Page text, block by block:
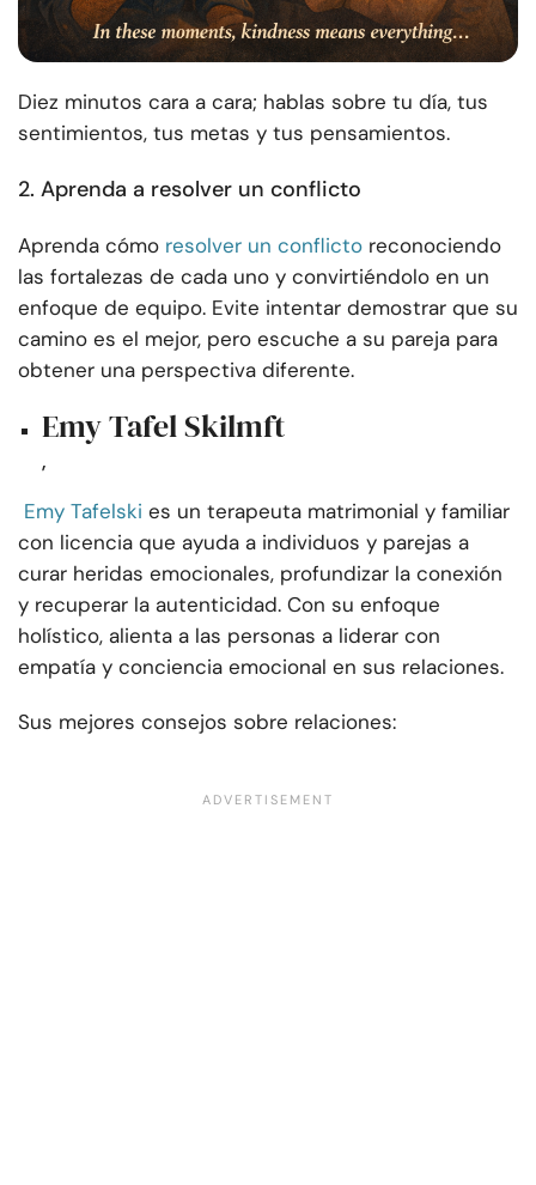
Diez minutos cara a cara; hablas sobre tu día, tus
sentimientos, tus metas y tus pensamientos.
2. Aprenda a resolver un conflicto
Aprenda cómo resolver un conflicto reconociendo
las fortalezas de cada uno y convirtiéndolo en un
enfoque de equipo. Evite intentar demostrar que su
camino es el mejor, pero escuche a su pareja para
obtener una perspectiva diferente.
Emy Tafel Skilmft
,
Emy Tafelski es un terapeuta matrimonial y familiar
con licencia que ayuda a individuos y parejas a
curar heridas emocionales, profundizar la conexión
y recuperar la autenticidad. Con su enfoque
holístico, alienta a las personas a liderar con
empatía y conciencia emocional en sus relaciones.
Sus mejores consejos sobre relaciones: